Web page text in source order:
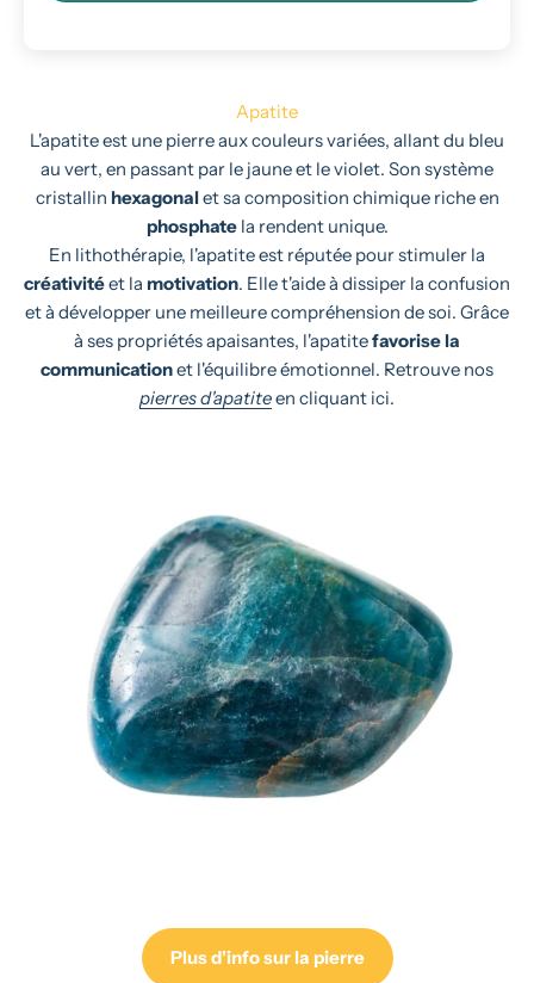
Apatite
L'apatite est une pierre aux couleurs variées, allant du bleu
au vert, en passant par le jaune et le violet. Son système
cristallin hexagonalet sa composition chimique riche en
phosphatela rendent unique.
En lithothérapie, l'apatite est réputée pour stimuler la
créativitéet la motivation. Elle t'aide à dissiper la confusion
et à développer une meilleure compréhension de soi. Grâce
à ses propriétés apaisantes, l'apatitefavorise la
communicationet l'équilibre émotionnel. Retrouve nos
pierres d'apatiteen cliquant ici.
Plus d'info sur la pierre